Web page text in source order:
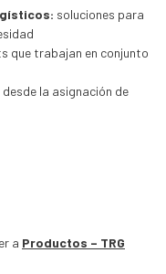
soluciones para
que trabajan en conjunto
desde la asignación de
a Productos – TRG